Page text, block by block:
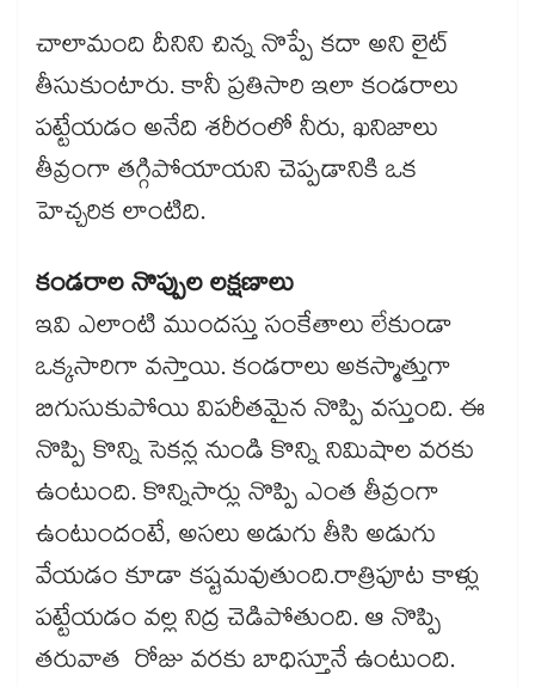
చాలామంది దీనిని చిన్న నొప్పే కదా అని లైట్
తీసుకుంటారు. కానీ ప్రతిసారి ఇలా కండరాలు
పట్టేయడం అనేది శరీరంలో నీరు, ఖనిజాలు
తీవ్రంగా తగ్గిపోయాయని చెప్పడానికి ఒక
హెచ్చరిక లాంటిది.
కండరాల నొప్పుల లక్షణాలు
ఇవి ఎలాంటి ముందస్తు సంకేతాలు లేకుండా
ఒక్కసారిగా వస్తాయి. కండరాలు అకస్మాత్తుగా
బిగుసుకుపోయి విపరీతమైన నొప్పి వస్తుంది. ఈ
నొప్పి కొన్ని సెకన్ల నుండి కొన్ని నిమిషాల వరకు
ఉంటుంది. కొన్నిసార్లు నొప్పి ఎంత తీవ్రంగా
ఉంటుందంటే, అసలు అడుగు తీసి అడుగు
వేయడం కూడా కష్టమవుతుంది.రాత్రిపూట కాళ్లు
పట్టేయడం వల్ల నిద్ర చెడిపోతుంది. ఆ నొప్పి
తరువాత రోజు వరకు బాధిస్తూనే ఉంటుంది.